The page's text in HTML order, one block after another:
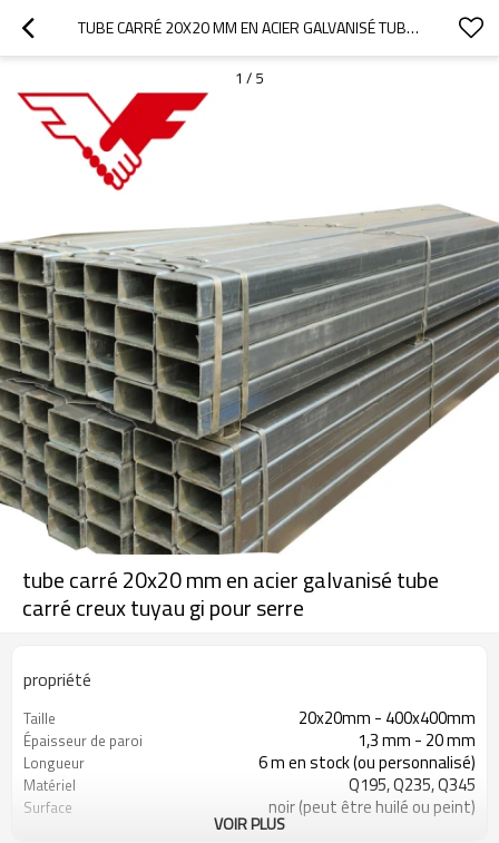
TUBE CARRÉ 20X20 MM EN ACIER GALVANISÉ TUBE CARRÉ CREUX TUYAU GI POUR SERRE
1 / 5
tube carré 20x20 mm en acier galvanisé tube
carré creux tuyau gi pour serre
propriété
Taille 20x20mm - 400x400mm
Épaisseur de paroi 1,3 mm - 20 mm
Longueur 6 m en stock (ou personnalisé)
Matériel Q195, Q235, Q345
Surface noir (peut être huilé ou peint)
en paquets avec emballage PVC
VOIR PLUS